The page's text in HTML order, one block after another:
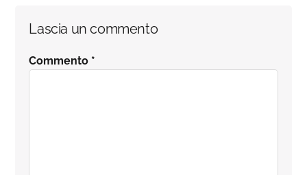
Interazioni
del
Lascia un commento
Commento *